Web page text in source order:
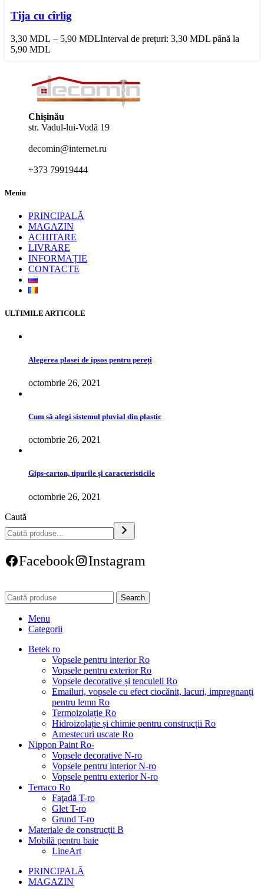
Tija cu cîrlig
3,30 MDL – 5,90 MDLInterval de prețuri: 3,30 MDL până la
5,90 MDL
Chișinău
str. Vadul-lui-Vodă 19
decomin@internet.ru
+373 79919444
Meniu
PRINCIPALĂ
MAGAZIN
ACHITARE
LIVRARE
INFORMAȚIE
CONTACTE
ULTIMILE ARTICOLE
Alegerea plasei de ipsos pentru pereți
octombrie 26, 2021
Cum să alegi sistemul pluvial din plastic
octombrie 26, 2021
Gips-carton, tipurile și caracteristicile
octombrie 26, 2021
Caută
Facebook Instagram
Search
Menu
Categorii
Betek ro
Vopsele pentru interior Ro
Vopsele pentru exterior Ro
Vopsele decorative și tencuieli Ro
Emailuri, vopsele cu efect ciocănit, lacuri, impregnanți
pentru lemn Ro
Termoizolație Ro
Hidroizolație și chimie pentru construcții Ro
Amestecuri uscate Ro
Nippon Paint Ro-
Vopsele decorative N-ro
Vopsele pentru interior N-ro
Vopsele pentru exterior N-ro
Terraco Ro
Faţadă T-ro
Glet T-ro
Grund T-ro
Materiale de construcții B
Mobilă pentru baie
LineArt
PRINCIPALĂ
MAGAZIN